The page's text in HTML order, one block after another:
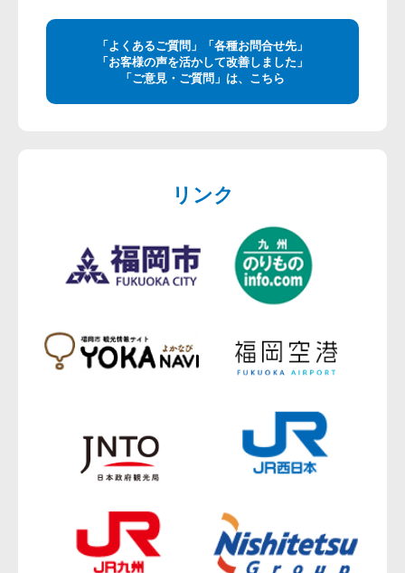
「よくあるご質問」「各種お問合せ先」
「お客様の声を活かして改善しました」
「ご意見・ご質問」は、こちら
リンク